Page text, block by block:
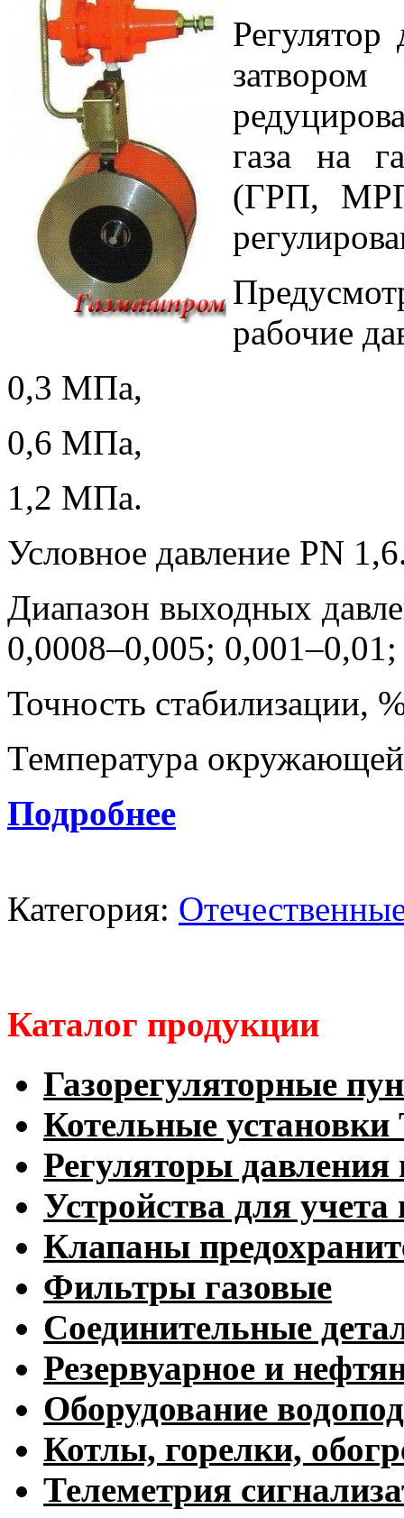
газа на
(ГРП,
рабочие
0,3 МПа,
0,6 МПа,
1,2 МПа.
Условное давление РN
Диапазон выходных
0,0008–0,005;
Точность стабилизации,
Температура
Подробнее
Категория:
Каталог продукции
Газорегуляторные
Котельные
Регуляторы давления
Устройства для учета
Клапаны
Фильтры газовые
Соединительные
Резервуарное и
Оборудование
Котлы, горелки,
Телеметрия